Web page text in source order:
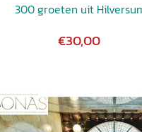
300 groeten uit
€30,00